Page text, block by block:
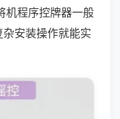
机程序控牌器一般
安装操作就能实